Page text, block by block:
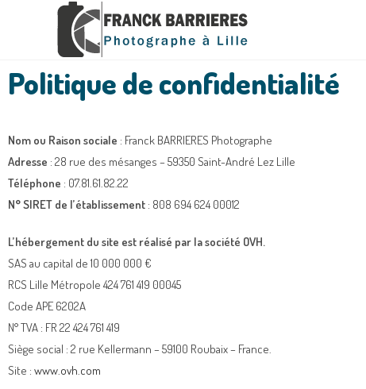
Politique de confidentialité
Nom ou Raison sociale : Franck BARRIERES Photographe
Adresse : 28 rue des mésanges – 59350 Saint-André Lez Lille
Téléphone : 07.81.61.82.22
N° SIRET de l’établissement : 808 694 624 00012
L’hébergement du site est réalisé par la société OVH.
SAS au capital de 10 000 000 €
RCS Lille Métropole 424 761 419 00045
Code APE 6202A
N° TVA : FR 22 424 761 419
Siège social : 2 rue Kellermann – 59100 Roubaix – France.
Site : www.ovh.com